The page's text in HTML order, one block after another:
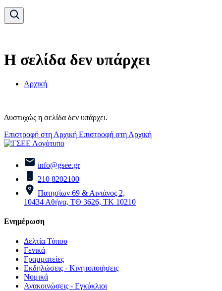
Η σελίδα δεν υπάρχει
Αρχική
Δυστυχώς η σελίδα δεν υπάρχει.
Επιστροφή στη Αρχική Επιστροφή στη Αρχική
info@gsee.gr
210 8202100
Πατησίων 69 & Αινιάνος 2,
10434 Αθήνα, ΤΘ 3626, ΤΚ 10210
Ενημέρωση
Δελτία Τύπου
Γενικά
Γραμματείες
Εκδηλώσεις - Κινητοποιήσεις
Νομικά
Ανακοινώσεις - Εγκύκλιοι